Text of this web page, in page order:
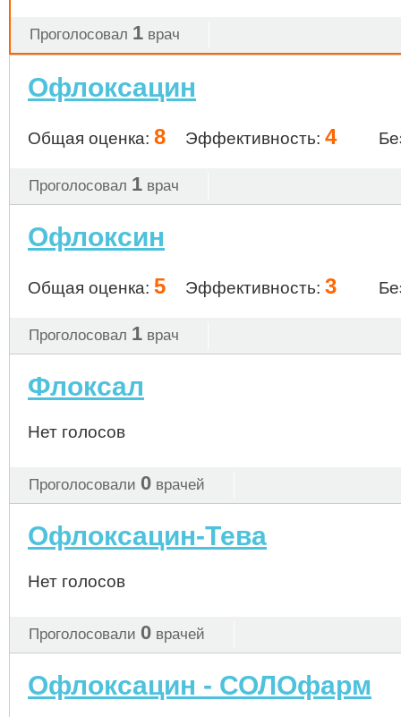
Проголосовал 1 врач
Офлоксацин
Общая оценка: 8 Эффективность: 4
Проголосовал 1 врач
Офлоксин
Общая оценка: 5 Эффективность: 3
Проголосовал 1 врач
Флоксал
Нет голосов
Проголосовали 0 врачей
Офлоксацин-Тева
Нет голосов
Проголосовали 0 врачей
Офлоксацин - СОЛОфарм